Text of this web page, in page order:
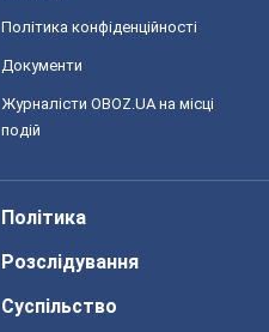
Політика конфіденційності
Документи
Журналісти OBOZ.UA на місці
подій
Політика
Розслідування
Суспільство